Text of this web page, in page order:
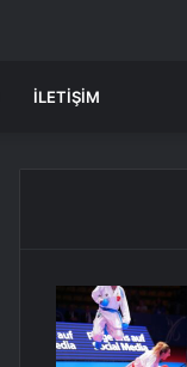
İLETIŞIM